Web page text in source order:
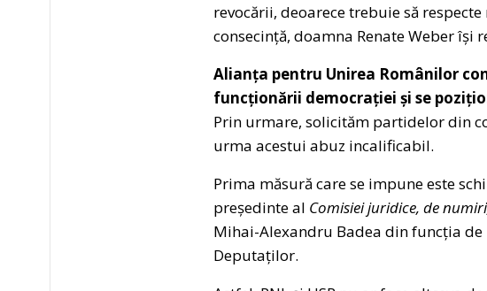
revocării, deoarece trebuie să
consecință, doamna Renate Weber
Alianța pentru Unirea Românilor
funcționării democrației și se
Prin urmare, solicităm partidelor din
urma acestui abuz incalificabil.
Prima măsură care se impune este
președinte al Comisiei juridice, de
Mihai-Alexandru Badea din funcția de
Deputaților.